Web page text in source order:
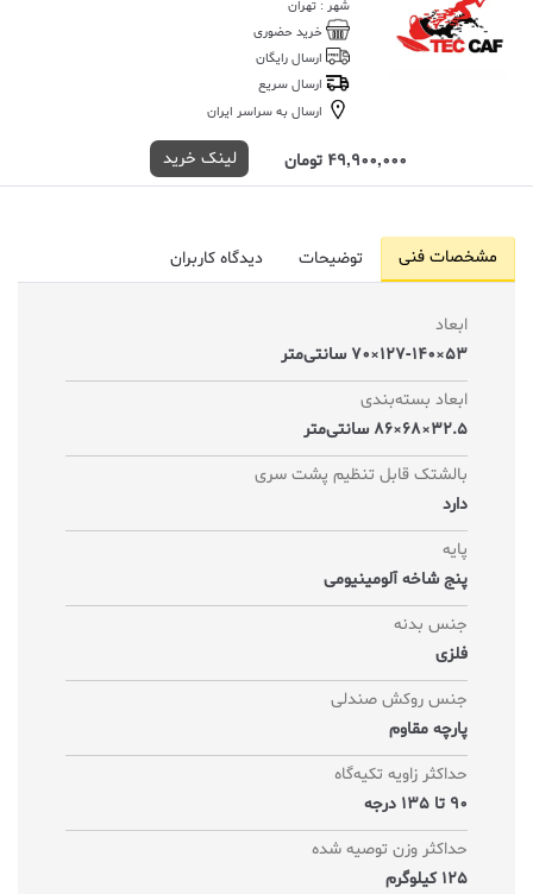
شهر : تهران
خرید حضوری
ارسال رایگان
ارسال سریع
ارسال به سراسر ایران
49,900,000 تومان لینک خرید
مشخصات فنی توضیحات دیدگاه کاربران
ابعاد
53×127-140×70 سانتی‌متر
ابعاد بسته‌بندی
32.5×68×86 سانتی‌متر
بالشتک قابل تنظیم پشت سری
دارد
پایه
پنج شاخه آلومینیومی
جنس بدنه
فلزی
جنس روکش صندلی
پارچه مقاوم
حداکثر زاویه تکیه‌گاه
90 تا 135 درجه
حداکثر وزن توصیه شده
125 کیلوگرم